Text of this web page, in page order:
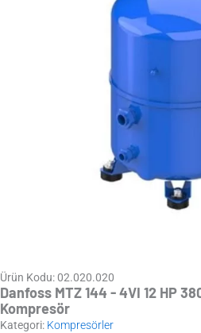
Ürün Kodu: 02.020.020
Danfoss MTZ 144 - 4VI 12 HP
Kompresör
Kategori: Kompresörler